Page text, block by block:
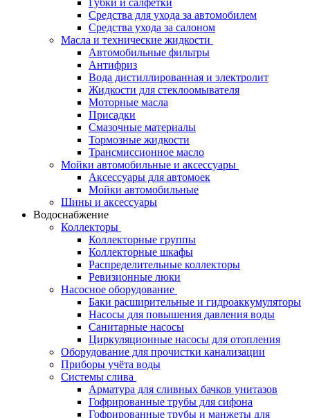
Средства для ухода за автомобилем
Средства ухода за салоном
Масла и технические жидкости
Автомобильные фильтры
Антифриз
Вода дистиллированная и электролит
Жидкости для стеклоомывателя
Моторные масла
Присадки
Смазочные материалы
Тормозные жидкости
Трансмиссионное масло
Мойки автомобильные и аксессуары
Аксессуары для автомоек
Мойки автомобильные
Шины и аксессуары
Водоснабжение
Коллекторы
Коллекторные группы
Коллекторные шкафы
Распределительные коллекторы
Ревизионные люки
Насосное оборудование
Баки расширительные и гидроаккумуляторы
Насосы для повышения давления воды
Санитарные насосы
Циркуляционные насосы для отопления
Оборудование для прочистки канализации
Приборы учёта воды
Системы слива
Арматура для сливных бачков унитазов
Гофрированные трубы для сифона
Гофрированные трубы и манжеты для